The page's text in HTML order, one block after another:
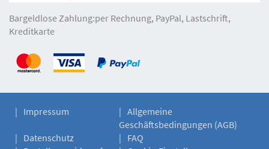
Bargeldlose Zahlung:per Rechnung, PayPal, Lastschrift,
Kreditkarte
Impressum
Allgemeine
Geschäftsbedingungen (AGB)
Datenschutz
FAQ